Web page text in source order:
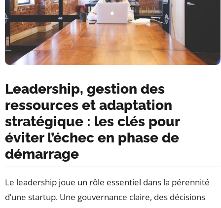
Leadership, gestion des
ressources et adaptation
stratégique : les clés pour
éviter l’échec en phase de
démarrage
Le leadership joue un rôle essentiel dans la pérennité
d’une startup. Une gouvernance claire, des décisions